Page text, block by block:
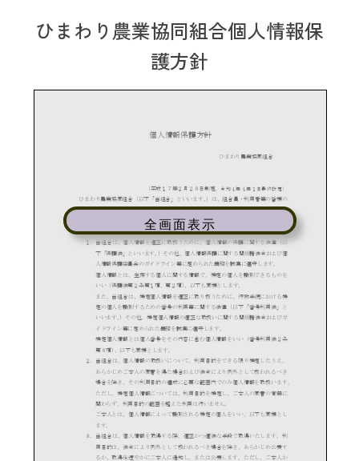
LPガス
葬祭
ガソリンスタンド
Aコープ
JAバンク・JA共済
JAバンクのご案内
キャンペーン情報
各種金利一覧
ひまわり農業協同組合個人情報保
護方針
全画面表示